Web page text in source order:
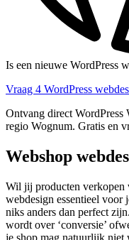
Is een nieuwe WordPress
Vraag 4 WordPress
Ontvang direct WordPress
regio Wognum. Gratis en
Webshop
Wil jij producten verkopen
webdesign essentieel
niks anders dan perfect
wordt over ‘conversie’
je shop mag natuurlijk niet